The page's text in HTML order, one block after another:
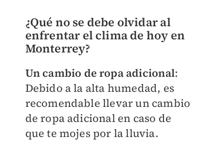
¿Qué no se debe olvidar al
enfrentar el clima de hoy en
Monterrey?
Un cambio de ropa adicional:
Debido a la alta humedad, es
recomendable llevar un cambio
de ropa adicional en caso de
que te mojes por la lluvia.